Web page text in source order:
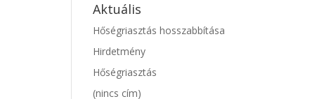
Aktuális
Hőségriasztás hosszabbítása
Hirdetmény
Hőségriasztás
(nincs cím)